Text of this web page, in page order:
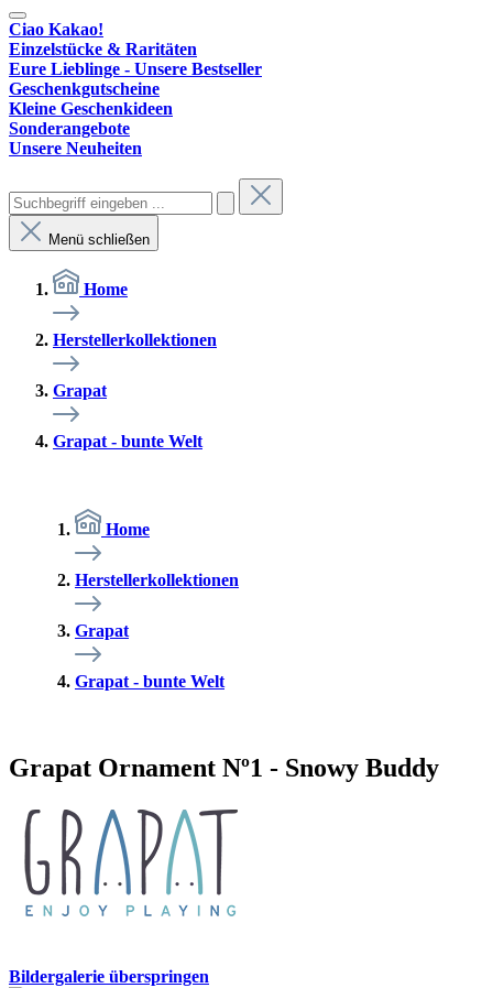
Ciao Kakao!
Einzelstücke & Raritäten
Eure Lieblinge - Unsere Bestseller
Geschenkgutscheine
Kleine Geschenkideen
Sonderangebote
Unsere Neuheiten
Menü schließen
Home
Herstellerkollektionen
Grapat
Grapat - bunte Welt
Home
Herstellerkollektionen
Grapat
Grapat - bunte Welt
Grapat Ornament Nº1 - Snowy Buddy
Bildergalerie überspringen